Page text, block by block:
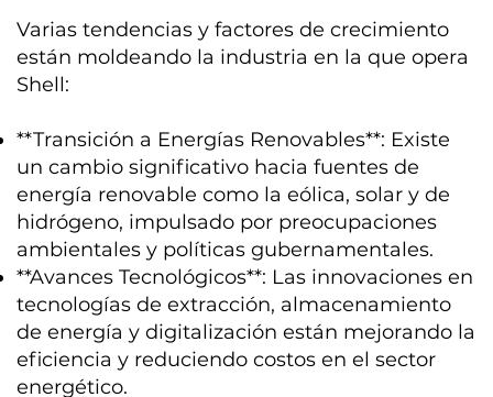
Varias tendencias y factores de crecimiento
están moldeando la industria en la que opera
Shell:
**Transición a Energías Renovables**: Existe
un cambio significativo hacia fuentes de
energía renovable como la eólica, solar y de
hidrógeno, impulsado por preocupaciones
ambientales y políticas gubernamentales.
**Avances Tecnológicos**: Las innovaciones en
tecnologías de extracción, almacenamiento
de energía y digitalización están mejorando la
eficiencia y reduciendo costos en el sector
energético.